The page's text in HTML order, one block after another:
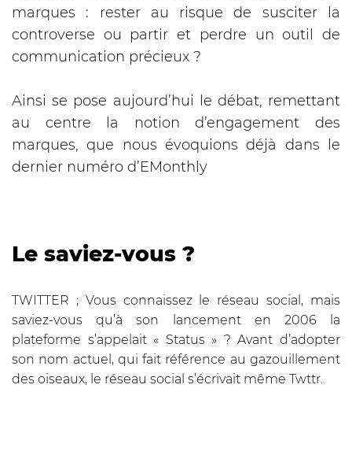
marques : rester au risque de susciter la
controverse ou partir et perdre un outil de
communication précieux ?
Ainsi se pose aujourd’hui le débat, remettant
au centre la notion d’engagement des
marques, que nous évoquions déjà dans le
dernier numéro d’EMonthly
Le saviez-vous ?
TWITTER ; Vous connaissez le réseau social, mais
saviez-vous qu’à son lancement en 2006 la
plateforme s’appelait « Status » ? Avant d’adopter
son nom actuel, qui fait référence au gazouillement
des oiseaux, le réseau social s’écrivait même Twttr.